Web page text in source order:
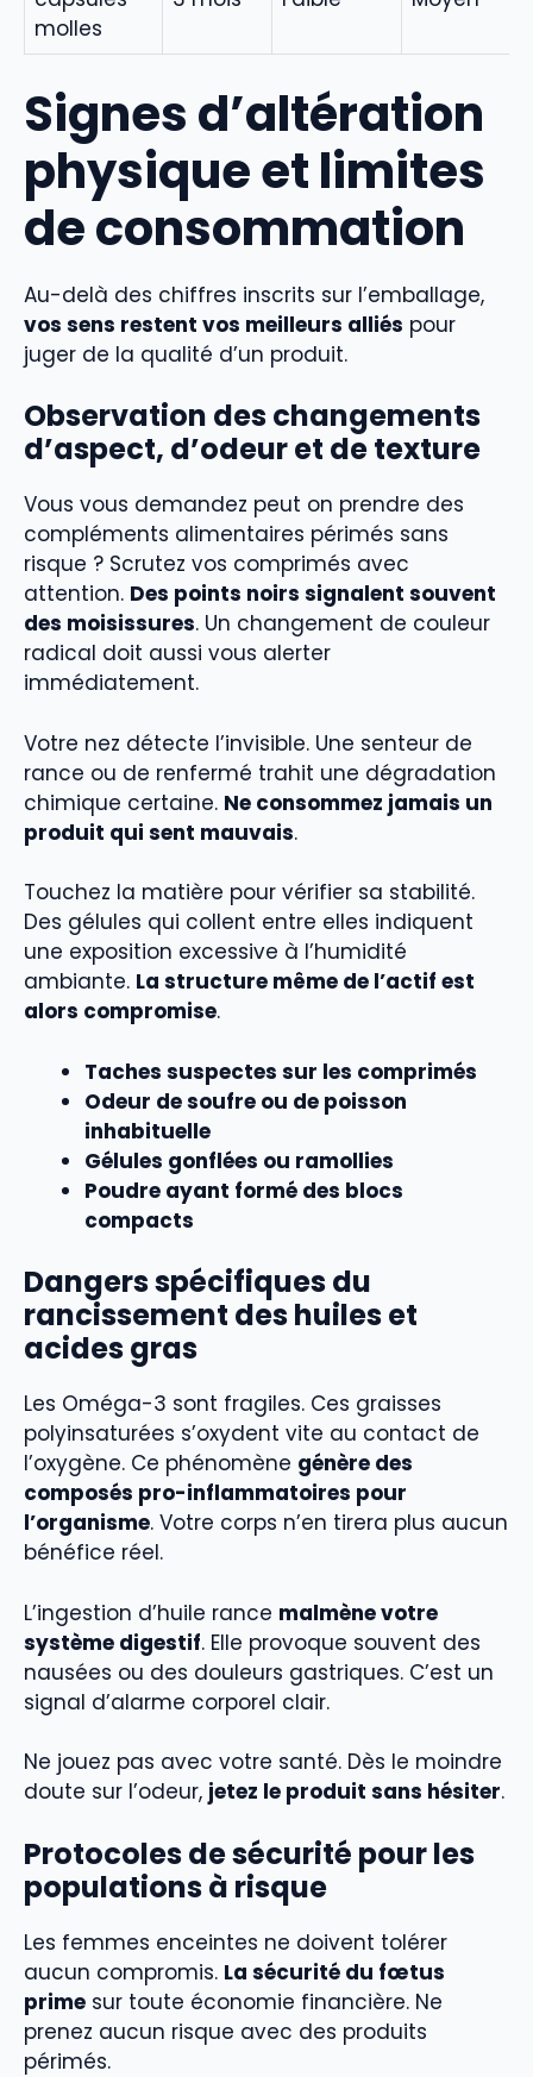
molles
Signes d’altération
physique et limites
de consommation
Au-delà des chiffres inscrits sur l’emballage,
vos sens restent vos meilleurs alliés pour
juger de la qualité d’un produit.
Observation des changements
d’aspect, d’odeur et de texture
Vous vous demandez peut on prendre des
compléments alimentaires périmés sans
risque ? Scrutez vos comprimés avec
attention. Des points noirs signalent souvent
des moisissures. Un changement de couleur
radical doit aussi vous alerter
immédiatement.
Votre nez détecte l’invisible. Une senteur de
rance ou de renfermé trahit une dégradation
chimique certaine. Ne consommez jamais un
produit qui sent mauvais.
Touchez la matière pour vérifier sa stabilité.
Des gélules qui collent entre elles indiquent
une exposition excessive à l’humidité
ambiante. La structure même de l’actif est
alors compromise.
Taches suspectes sur les comprimés
Odeur de soufre ou de poisson
inhabituelle
Gélules gonflées ou ramollies
Poudre ayant formé des blocs
compacts
Dangers spécifiques du
rancissement des huiles et
acides gras
Les Oméga-3 sont fragiles. Ces graisses
polyinsaturées s’oxydent vite au contact de
l’oxygène. Ce phénomène génère des
composés pro-inflammatoires pour
l’organisme. Votre corps n’en tirera plus aucun
bénéfice réel.
L’ingestion d’huile rance malmène votre
système digestif. Elle provoque souvent des
nausées ou des douleurs gastriques. C’est un
signal d’alarme corporel clair.
Ne jouez pas avec votre santé. Dès le moindre
doute sur l’odeur, jetez le produit sans hésiter.
Protocoles de sécurité pour les
populations à risque
Les femmes enceintes ne doivent tolérer
aucun compromis. La sécurité du fœtus
prime sur toute économie financière. Ne
prenez aucun risque avec des produits
périmés.